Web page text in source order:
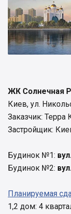
ЖК Солнечная
Киев, ул.
Заказчик: Терра
Застройщик:
Будинок №1:
Будинок №2:
Планируемая
1,2 дом: 4